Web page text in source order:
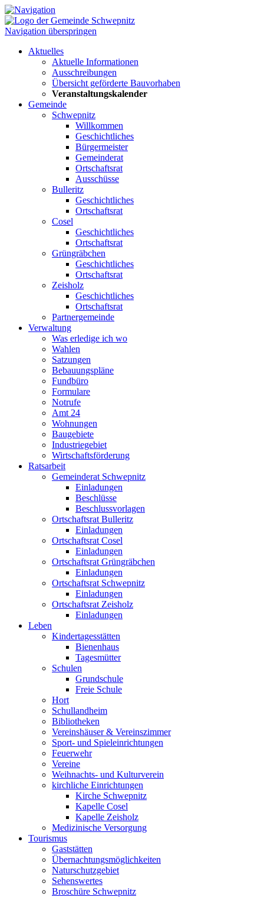
Navigation überspringen
Aktuelles
Aktuelle Informationen
Ausschreibungen
Übersicht geförderte Bauvorhaben
Veranstaltungskalender
Gemeinde
Schwepnitz
Willkommen
Geschichtliches
Bürgermeister
Gemeinderat
Ortschaftsrat
Ausschüsse
Bulleritz
Geschichtliches
Ortschaftsrat
Cosel
Geschichtliches
Ortschaftsrat
Grüngräbchen
Geschichtliches
Ortschaftsrat
Zeisholz
Geschichtliches
Ortschaftsrat
Partnergemeinde
Verwaltung
Was erledige ich wo
Wahlen
Satzungen
Bebauungspläne
Fundbüro
Formulare
Notrufe
Amt 24
Wohnungen
Baugebiete
Industriegebiet
Wirtschaftsförderung
Ratsarbeit
Gemeinderat Schwepnitz
Einladungen
Beschlüsse
Beschlussvorlagen
Ortschaftsrat Bulleritz
Einladungen
Ortschaftsrat Cosel
Einladungen
Ortschaftsrat Grüngräbchen
Einladungen
Ortschaftsrat Schwepnitz
Einladungen
Ortschaftsrat Zeisholz
Einladungen
Leben
Kindertagesstätten
Bienenhaus
Tagesmütter
Schulen
Grundschule
Freie Schule
Hort
Schullandheim
Bibliotheken
Vereinshäuser & Vereinszimmer
Sport- und Spieleinrichtungen
Feuerwehr
Vereine
Weihnachts- und Kulturverein
kirchliche Einrichtungen
Kirche Schwepnitz
Kapelle Cosel
Kapelle Zeisholz
Medizinische Versorgung
Tourismus
Gaststätten
Übernachtungsmöglichkeiten
Naturschutzgebiet
Sehenswertes
Broschüre Schwepnitz